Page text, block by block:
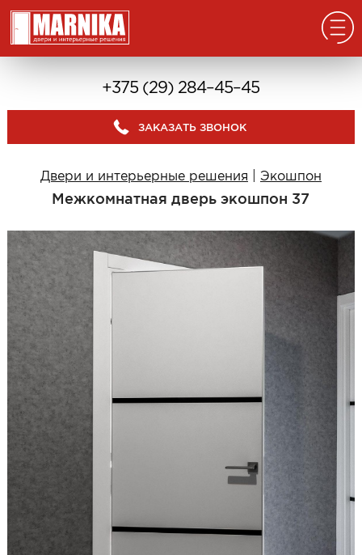
Входные двери
В дом с окном
В дом без окна
Классические в квартиру
Современные в квартиру
С отделкой из дерева
С декоративными панелями
С зеркалом
Под отделку
Образцы входные
Двери и интерьерные решения
Массив
Экошпон
Скрытые
Раздвижные
Эмаль
+375 (29) 284–45–45
ЗАКАЗАТЬ ЗВОНОК
Двери и интерьерные решения Экошпон
Межкомнатная дверь экошпон 37